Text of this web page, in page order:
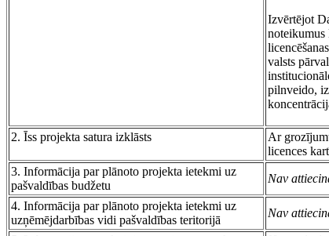
Izvērtējot
noteikumus
valsts
pilnveido,
2. Īss projekta satura izklāsts
Ar
licences
3. Informācija par plānoto projekta ietekmi uz
pašvaldības budžetu
Nav
4. Informācija par plānoto projekta ietekmi uz
uzņēmējdarbības vidi pašvaldības teritorijā
Nav